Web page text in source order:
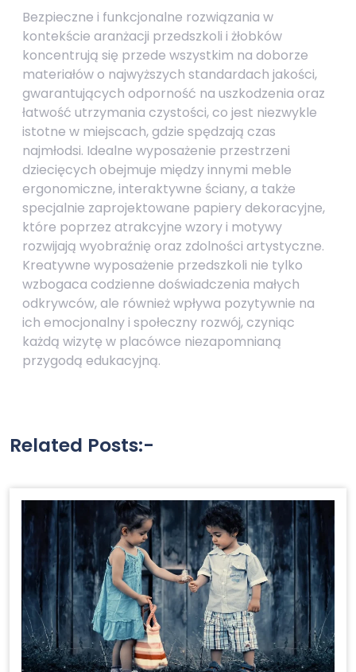
Bezpieczne i funkcjonalne rozwiązania w
kontekście aranżacji przedszkoli i żłobków
koncentrują się przede wszystkim na doborze
materiałów o najwyższych standardach jakości,
gwarantujących odporność na uszkodzenia oraz
łatwość utrzymania czystości, co jest niezwykle
istotne w miejscach, gdzie spędzają czas
najmłodsi. Idealne wyposażenie przestrzeni
dziecięcych obejmuje między innymi meble
ergonomiczne, interaktywne ściany, a także
specjalnie zaprojektowane papiery dekoracyjne,
które poprzez atrakcyjne wzory i motywy
rozwijają wyobraźnię oraz zdolności artystyczne.
Kreatywne wyposażenie przedszkoli nie tylko
wzbogaca codzienne doświadczenia małych
odkrywców, ale również wpływa pozytywnie na
ich emocjonalny i społeczny rozwój, czyniąc
każdą wizytę w placówce niezapomnianą
przygodą edukacyjną.
Related Posts:-